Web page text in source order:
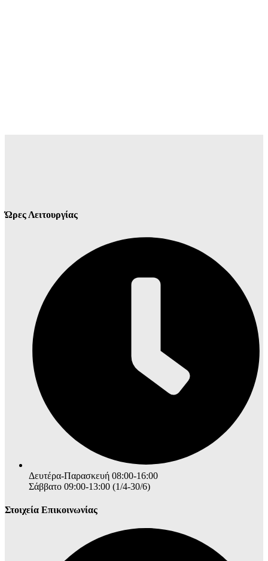
Ώρες Λειτουργίας
Δευτέρα-Παρασκευή 08:00-16:00
Σάββατο 09:00-13:00 (1/4-30/6)
Στοιχεία Επικοινωνίας